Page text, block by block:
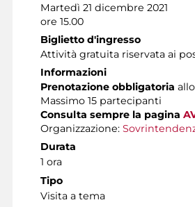
Martedì 21 dicembre 2021
ore 15.00
Biglietto d'ingresso
Attività gratuita riservata ai
Informazioni
Prenotazione obbligatoria
Massimo 15 partecipanti
Consulta sempre la pagina
Organizzazione:
Durata
1 ora
Tipo
Visita a tema